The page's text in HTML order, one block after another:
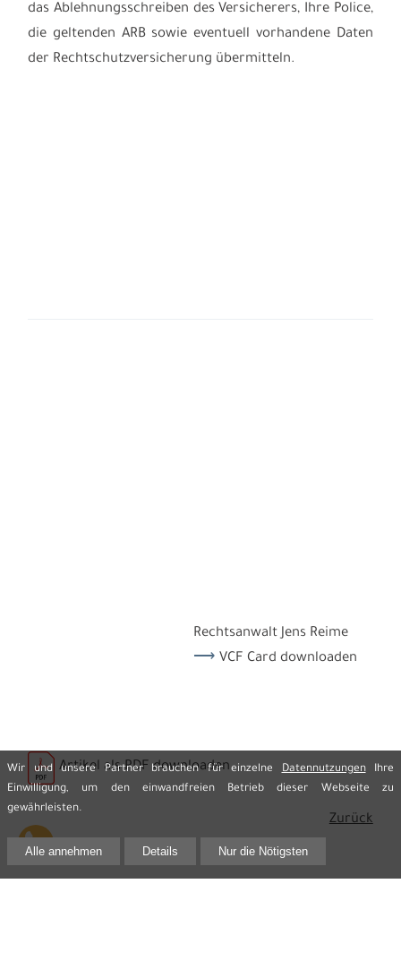
das Ablehnungsschreiben des Versicherers, Ihre Police,
die geltenden ARB sowie eventuell vorhandene Daten
der Rechtschutzversicherung übermitteln.
Rechtsanwalt Jens Reime
VCF Card downloaden
Artikel als PDF downloaden
Zurück
Wir und unsere Partner brauchen für einzelneDatennutzungenIhre
Einwilligung, um den einwandfreien Betrieb dieser Webseite zu
gewährleisten.
Alle annehmen Details Nur die Nötigsten